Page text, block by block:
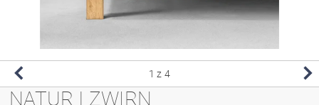
1 z 4
NATUR | ZWIRN